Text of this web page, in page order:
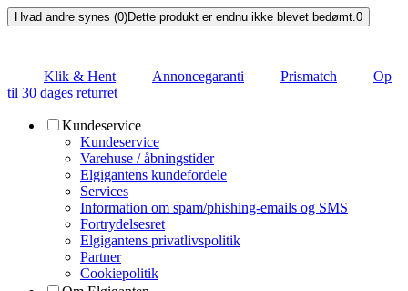
Hvad andre synes (0)Dette produkt er endnu ikke blevet bedømt.0
Klik & Hent Annoncegaranti Prismatch
Op
til 30 dages returret
Kundeservice
Kundeservice
Varehuse / åbningstider
Elgigantens kundefordele
Services
Information om spam/phishing-emails og SMS
Fortrydelsesret
Elgigantens privatlivspolitik
Partner
Cookiepolitik